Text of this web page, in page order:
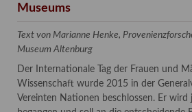
Museums
Text von Marianne Henke,
Museum Altenburg
Der Internationale Tag der Frauen und
Wissenschaft wurde 2015 in der
Vereinten Nationen beschlossen. Er wird